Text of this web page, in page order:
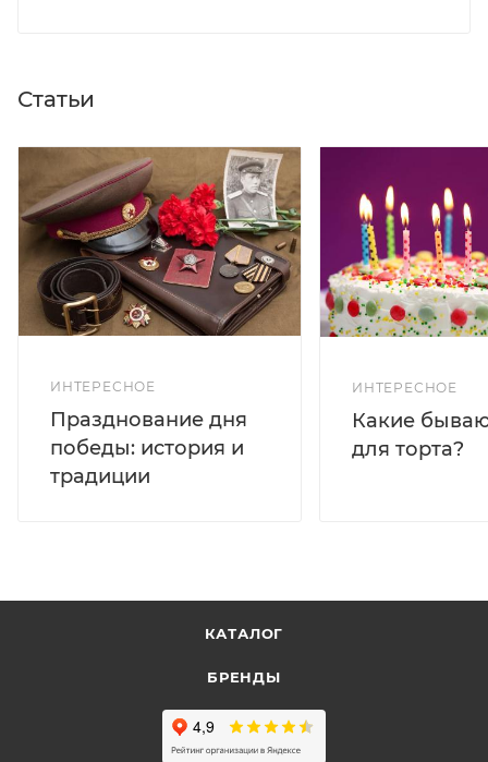
Статьи
ИНТЕРЕСНОЕ
Празднование дня
победы: история и
традиции
ИНТЕРЕСНОЕ
Какие
для торта?
КАТАЛОГ
БРЕНДЫ